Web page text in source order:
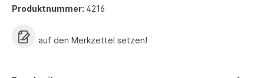
Produktnummer: 4216
auf den Merkzettel setzen!